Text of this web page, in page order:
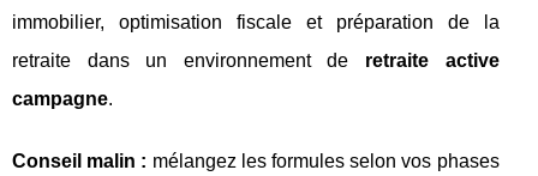
immobilier, optimisation fiscale et préparation de la
retraite dans un environnement de retraite active
campagne.
Conseil malin : mélangez les formules selon vos phases